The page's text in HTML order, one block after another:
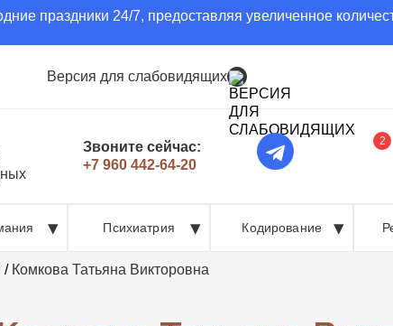
праздники 24/7, предоставляя увеличенное
Версия для слабовидящих
Звоните сейчас:
+7 960 442-64-20
2
Психиатрия Кодирование
/ Комкова Татьяна Викторовна